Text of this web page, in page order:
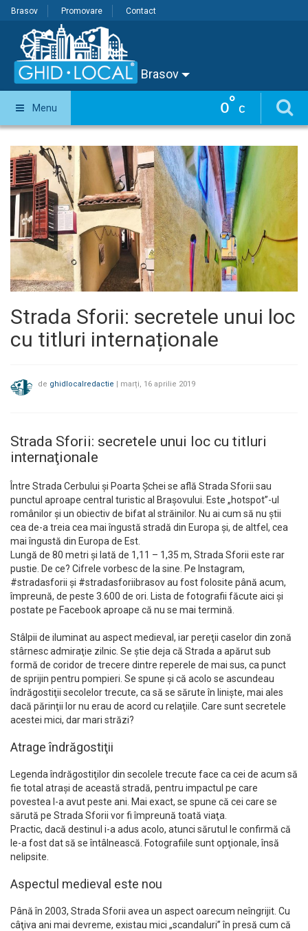
Brasov Promovare Contact
Brasov
0° C
Menu
Strada Sforii: secretele unui loc
cu titluri internaționale
de ghidlocalredactie | marți, 16 aprilie 2019
Strada Sforii: secretele unui loc cu titluri
internaţionale
Între Strada Cerbului şi Poarta Şchei se află Strada Sforii sau
punctul aproape central turistic al Braşovului. Este „hotspot”-ul
românilor şi un obiectiv de bifat al străinilor. Nu ai cum să nu ştii
cea de-a treia cea mai îngustă stradă din Europa şi, de altfel, cea
mai îngustă din Europa de Est.
Lungă de 80 metri şi lată de 1,11 – 1,35 m, Strada Sforii este rar
pustie. De ce? Cifrele vorbesc de la sine. Pe Instagram,
#stradasforii şi #stradasforiibrasov au fost folosite până acum,
împreună, de peste 3.600 de ori. Lista de fotografii făcute aici şi
postate pe Facebook aproape că nu se mai termină.
Stâlpii de iluminat au aspect medieval, iar pereţii caselor din zonă
stârnesc admiraţie zilnic. Se ştie deja că Strada a apărut sub
formă de coridor de trecere dintre reperele de mai sus, ca punct
de sprijin pentru pompieri. Se spune şi că acolo se ascundeau
îndrăgostiţii secolelor trecute, ca să se sărute în linişte, mai ales
dacă părinţii lor nu erau de acord cu relaţiile. Care sunt secretele
acestei mici, dar mari străzi?
Atrage îndrăgostiţii
Legenda îndrăgostiţilor din secolele trecute face ca cei de acum să
fie total atraşi de această stradă, pentru impactul pe care
povestea l-a avut peste ani. Mai exact, se spune că cei care se
sărută pe Strada Sforii vor fi împreună toată viaţa.
Practic, dacă destinul i-a adus acolo, atunci sărutul le confirmă că
le-a fost dat să se întâlnească. Fotografiile sunt opţionale, însă
nelipsite.
Aspectul medieval este nou
Până în 2003, Strada Sforii avea un aspect oarecum neîngrijit. Cu
câţiva ani mai devreme, existau mici „scandaluri” în presă cum că